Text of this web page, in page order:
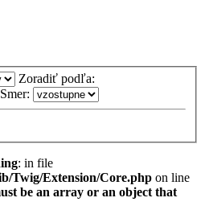
Zoradiť podľa:
Smer:
: in file
Twig/Extension/Core.php on line
be an array or an object that